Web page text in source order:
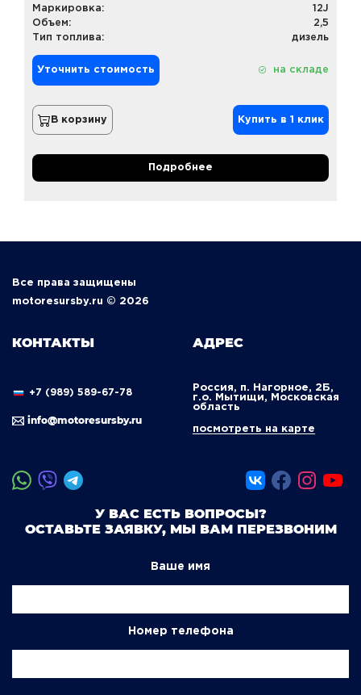
Маркировка:
12J
Объем:
2,5
Тип топлива:
дизель
Уточнить стоимость на складе
В корзину Купить в 1 клик
Подробнее
Все права защищены
motoresursby.ru © 2026
КОНТАКТЫ
+7 (989) 589-67-78
info@motoresursby.ru
АДРЕС
Россия, п. Нагорное, 2Б,
г.о. Мытищи, Московская
область
посмотреть на карте
У ВАС ЕСТЬ ВОПРОСЫ?
ОСТАВЬТЕ ЗАЯВКУ, МЫ ВАМ ПЕРЕЗВОНИМ
Ваше имя
Номер телефона